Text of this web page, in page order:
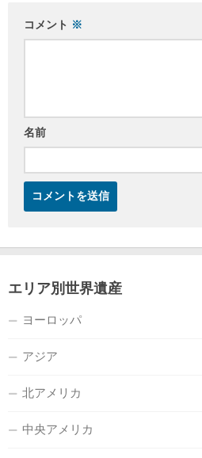
コメント ※
名前
エリア別世界遺産
ヨーロッパ
アジア
北アメリカ
中央アメリカ